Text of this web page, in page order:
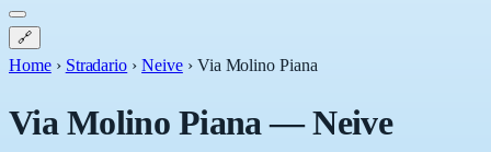
🔗
Home › Stradario › Neive › Via Molino Piana
Via Molino Piana—Neive